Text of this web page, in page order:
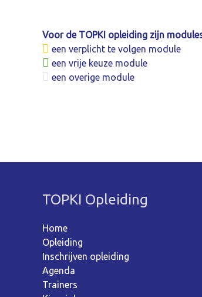
Voor de TOPKI opleiding zijn
een verplicht te volgen module
een vrije keuze module
een overige module
TOPKI Opleiding
Home
Opleiding
Inschrijven opleiding
Agenda
Trainers